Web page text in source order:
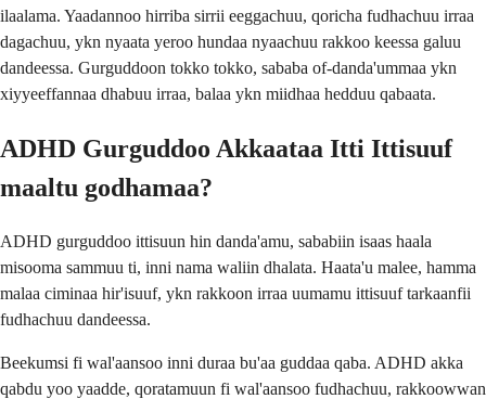
ilaalama. Yaadannoo hirriba sirrii eeggachuu, qoricha fudhachuu irraa
dagachuu, ykn nyaata yeroo hundaa nyaachuu rakkoo keessa galuu
dandeessa. Gurguddoon tokko tokko, sababa of-danda'ummaa ykn
xiyyeeffannaa dhabuu irraa, balaa ykn miidhaa hedduu qabaata.
ADHD Gurguddoo Akkaataa Itti Ittisuuf
maaltu godhamaa?
ADHD gurguddoo ittisuun hin danda'amu, sababiin isaas haala
misooma sammuu ti, inni nama waliin dhalata. Haata'u malee, hamma
malaa ciminaa hir'isuuf, ykn rakkoon irraa uumamu ittisuuf tarkaanfii
fudhachuu dandeessa.
Beekumsi fi wal'aansoo inni duraa bu'aa guddaa qaba. ADHD akka
qabdu yoo yaadde, qoratamuun fi wal'aansoo fudhachuu, rakkoowwan